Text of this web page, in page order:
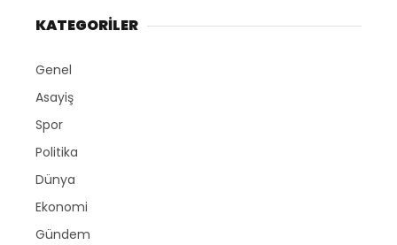
KATEGORİLER
Genel
Asayiş
Spor
Politika
Dünya
Ekonomi
Gündem